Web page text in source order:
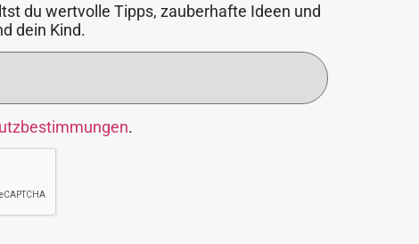
du wertvolle Tipps, zauberhafte Ideen und
dein Kind.
.